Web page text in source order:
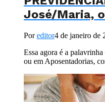
José/Maria,
Poreditor4 de janeiro de
Essa agora é a
ou em Aposentadorias,